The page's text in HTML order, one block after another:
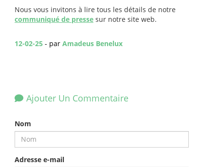
Nous vous invitons à lire tous les détails de notre
communiqué de presse sur notre site web.
12-02-25 - par Amadeus Benelux
Ajouter Un Commentaire
Nom
Adresse e-mail